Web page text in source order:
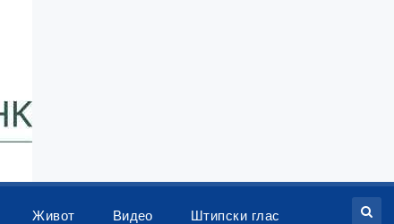
Живот Видео Штипски глас